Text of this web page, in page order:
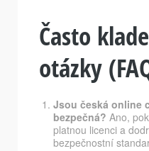
Často
otázky
Jsou česká online
bezpečná? Ano,
platnou licenci a
bezpečnostní